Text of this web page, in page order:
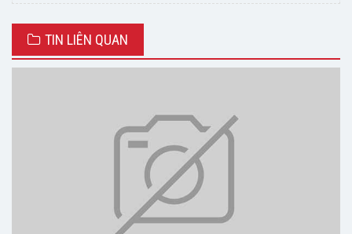
TIN LIÊN QUAN